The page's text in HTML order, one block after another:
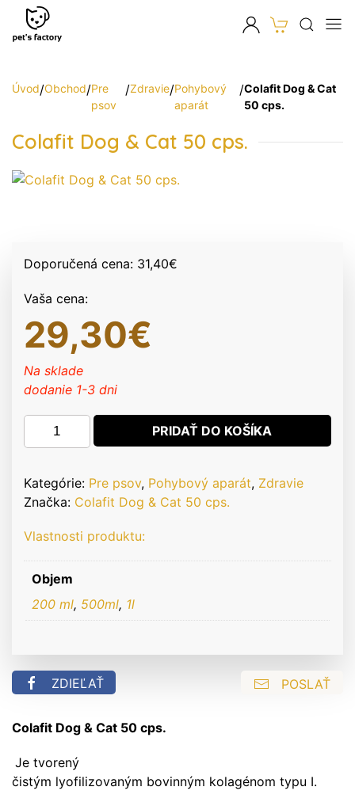
Úvod/Obchod/Pre
psov
/Zdravie/Pohybový
aparát
/Colafit Dog & Cat
50 cps.
Colafit Dog & Cat 50 cps.
Doporučená cena: 31,40€
Vaša cena:
29,30€
Na sklade
dodanie 1-3 dni
množstvo
Colafit
&
Cat
cps.
PRIDAŤ DO KOŠÍKA
Kategórie: Pre psov, Pohybový aparát, Zdravie
Značka: Colafit Dog & Cat 50 cps.
Vlastnosti produktu:
Objem
200 ml, 500ml, 1l
ZDIEĽAŤ POSLAŤ
Colafit Dog & Cat 50 cps.
Je tvorený
čistým lyofilizovaným bovinným kolagénom typu I.